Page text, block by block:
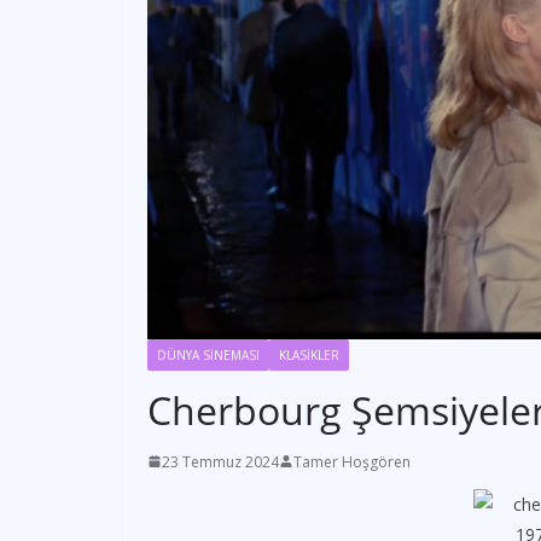
DÜNYA SİNEMASI KLASİKLER
Cherbourg
23 Temmuz 2024 Tamer Hoşgören